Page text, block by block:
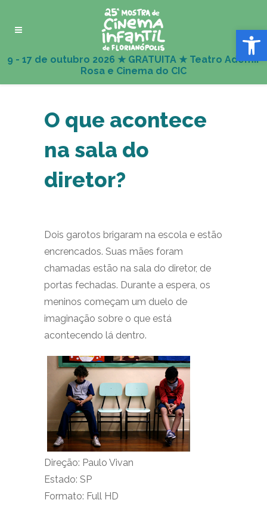
Abrir
O que acontece
na sala do
diretor?
Dois garotos brigaram na escola e estão
encrencados. Suas mães foram
chamadas estão na sala do diretor, de
portas fechadas. Durante a espera, os
meninos começam um duelo de
imaginação sobre o que está
acontecendo lá dentro.
Direção: Paulo Vivan
Estado: SP
Formato: Full HD